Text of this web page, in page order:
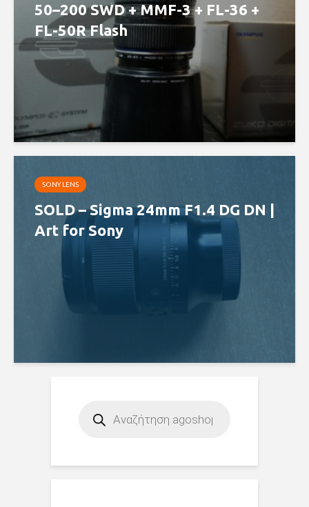
50–200 SWD + MMF-3 + FL-36 +
FL-50R Flash
SONY LENS
SOLD – Sigma 24mm F1.4 DG DN |
Art for Sony
search